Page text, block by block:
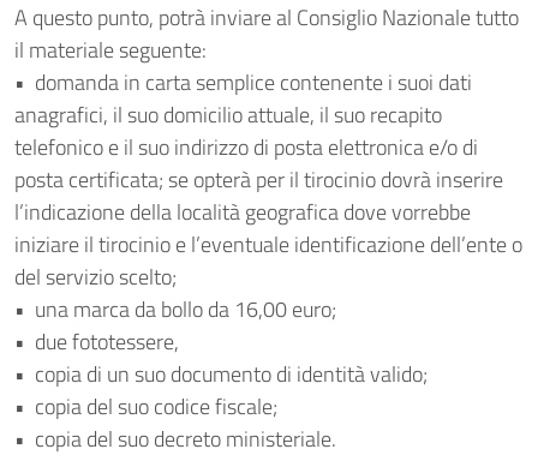
A questo punto, potrà inviare al Consiglio Nazionale tutto
il materiale seguente:
• domanda in carta semplice contenente i suoi dati
anagrafici, il suo domicilio attuale, il suo recapito
telefonico e il suo indirizzo di posta elettronica e/o di
posta certificata; se opterà per il tirocinio dovrà inserire
l’indicazione della località geografica dove vorrebbe
iniziare il tirocinio e l’eventuale identificazione dell’ente o
del servizio scelto;
• una marca da bollo da 16,00 euro;
• due fototessere,
• copia di un suo documento di identità valido;
• copia del suo codice fiscale;
• copia del suo decreto ministeriale.